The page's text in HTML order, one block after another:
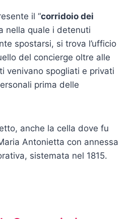
il “corridoio dei
nella quale i detenuti
spostarsi, si trova l’ufficio
del concierge oltre alle
venivano spogliati e privati
prima delle
anche la cella dove fu
Antonietta con annessa
sistemata nel 1815.